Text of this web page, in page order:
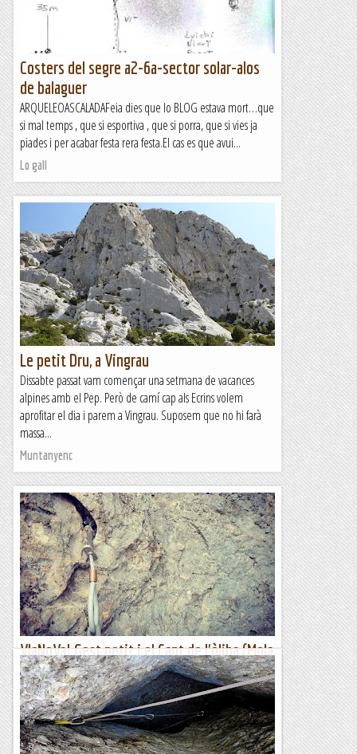
Costers del segre a2-6a-sector solar-alos
de balaguer
ARQUELEOASCALADAFeia dies que lo BLOG estava mort…que
si mal temps , que si esportiva , que si porra, que si vies ja
piades i per acabar festa rera festa.El cas es que avui...
Lo gall
Le petit Dru, a Vingrau
Dissabte passat vam començar una setmana de vacances
alpines amb el Pep. Però de camí cap als Ecrins volem
aprofitar el dia i parem a Vingrau. Suposem que no hi farà
massa...
Muntanyenc
VIaNoVa! Gest petit i el Cant de l'òliba (Mola
de Lord, vessant N)
***Petites vies que són un u per dos en realitat; de passada
al repetir la Petit gest a la que li afegim un pont de roca,
escalem la xemeneia per la seva vessant oposada,...
Roca i neu